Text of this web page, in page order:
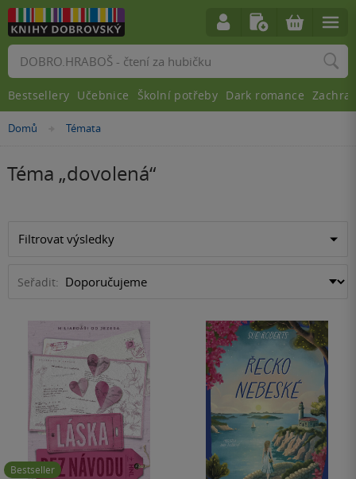
Domů »
Témata
Téma „dovolená“
Filtrovat výsledky
Seřadit:
Bestseller
Vyhledávání
Bestsellery Učebnice Školní potřeby Dark romance